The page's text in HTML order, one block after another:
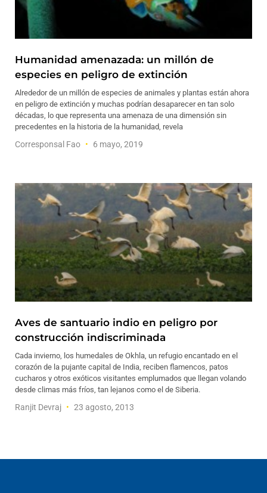
Humanidad amenazada: un millón de
especies en peligro de extinción
Alrededor de un millón de especies de animales y plantas están ahora
en peligro de extinción y muchas podrían desaparecer en tan solo
décadas, lo que representa una amenaza de una dimensión sin
precedentes en la historia de la humanidad, revela
Corresponsal Fao 6 mayo, 2019
Aves de santuario indio en peligro por
construcción indiscriminada
Cada invierno, los humedales de Okhla, un refugio encantado en el
corazón de la pujante capital de India, reciben flamencos, patos
cucharos y otros exóticos visitantes emplumados que llegan volando
desde climas más fríos, tan lejanos como el de Siberia.
Ranjit Devraj 23 agosto, 2013